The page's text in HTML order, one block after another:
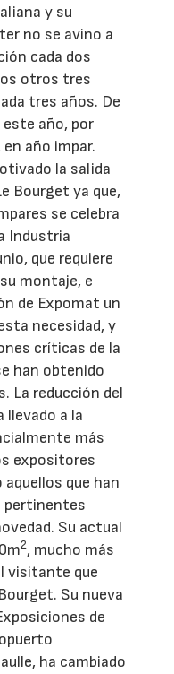
y su
no se avino a
cada dos
otros tres
tres años. De
año, por
año impar.
la salida
Bourget ya que,
se celebra
Industria
que requiere
montaje, e
de Expomat un
necesidad, y
críticas de la
han obtenido
La reducción del
llevado a la
más
expositores
que han
pertinentes
Su actual
2, mucho más
visitante que
Su nueva
de
ha cambiado